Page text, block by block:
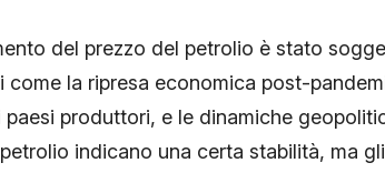
del prezzo del petrolio è stato
la ripresa economica post-
paesi produttori, e le dinamiche
indicano una certa stabilità, ma